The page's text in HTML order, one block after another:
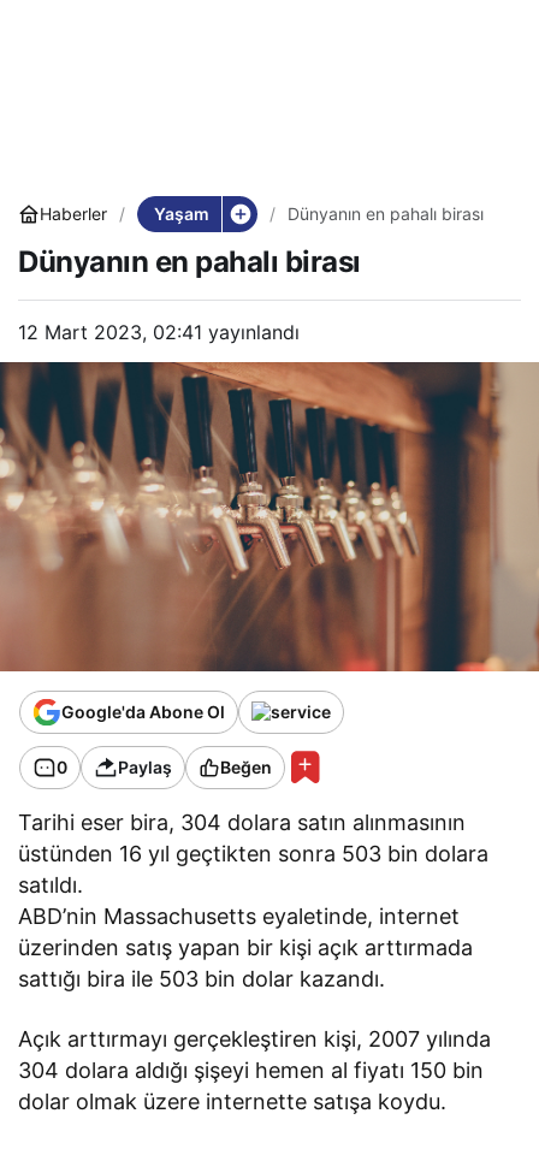
Haberler Yaşam Dünyanın en pahalı birası
Dünyanın en pahalı birası
12 Mart 2023, 02:41 yayınlandı
Google'da Abone Ol
0 Paylaş Beğen
Tarihi eser bira, 304 dolara satın alınmasının
üstünden 16 yıl geçtikten sonra 503 bin dolara
satıldı.
ABD’nin Massachusetts eyaletinde, internet
üzerinden satış yapan bir kişi açık arttırmada
sattığı bira ile 503 bin dolar kazandı.
Açık arttırmayı gerçekleştiren kişi, 2007 yılında
304 dolara aldığı şişeyi hemen al fiyatı 150 bin
dolar olmak üzere internette satışa koydu.